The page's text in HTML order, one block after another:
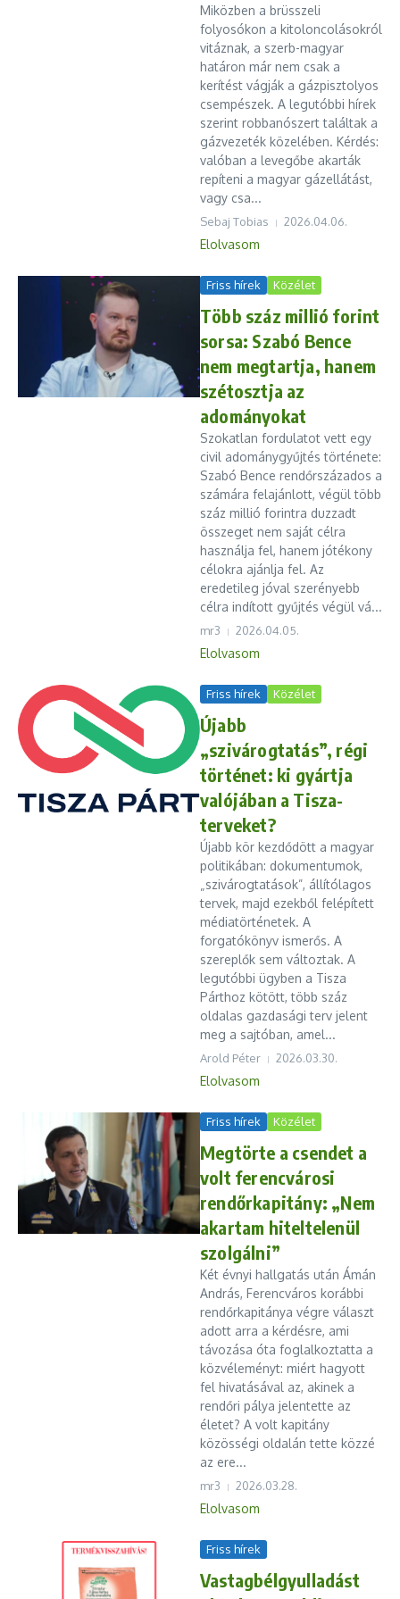
Miközben a brüsszeli
folyosókon a kitoloncolásokról
vitáznak, a szerb-magyar
határon már nem csak a
kerítést vágják a gázpisztolyos
csempészek. A legutóbbi hírek
szerint robbanószert találtak a
gázvezeték közelében. Kérdés:
valóban a levegőbe akarták
repíteni a magyar gázellátást,
vagy csa...
Sebaj Tobias 2026.04.06.
Elolvasom
Friss hírek Közélet
Több száz millió forint
sorsa: Szabó Bence
nem megtartja, hanem
szétosztja az
adományokat
Szokatlan fordulatot vett egy
civil adománygyűjtés története:
Szabó Bence rendőrszázados a
számára felajánlott, végül több
száz millió forintra duzzadt
összeget nem saját célra
használja fel, hanem jótékony
célokra ajánlja fel. Az
eredetileg jóval szerényebb
célra indított gyűjtés végül vá...
mr3 2026.04.05.
Elolvasom
Friss hírek Közélet
Újabb
„szivárogtatás”, régi
történet: ki gyártja
valójában a Tisza-
terveket?
Újabb kör kezdődött a magyar
politikában: dokumentumok,
„szivárogtatások”, állítólagos
tervek, majd ezekből felépített
médiatörténetek. A
forgatókönyv ismerős. A
szereplők sem változtak. A
legutóbbi ügyben a Tisza
Párthoz kötött, több száz
oldalas gazdasági terv jelent
meg a sajtóban, amel...
Arold Péter 2026.03.30.
Elolvasom
Friss hírek Közélet
Megtörte a csendet a
volt ferencvárosi
rendőrkapitány: „Nem
akartam hiteltelenül
szolgálni”
Két évnyi hallgatás után Ámán
András, Ferencváros korábbi
rendőrkapitánya végre választ
adott arra a kérdésre, ami
távozása óta foglalkoztatta a
közvéleményt: miért hagyott
fel hivatásával az, akinek a
rendőri pálya jelentette az
életet? A volt kapitány
közösségi oldalán tette közzé
az ere...
mr3 2026.03.28.
Elolvasom
Friss hírek
Vastagbélgyulladást